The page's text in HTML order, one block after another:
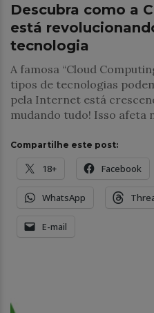
Descubra como a
está
tecnologia
A famosa “Cloud
tipos de tecnologias
pela Internet está
mudando tudo! Isso afeta
Compartilhe este post:
18+ Facebook
WhatsApp
E-mail